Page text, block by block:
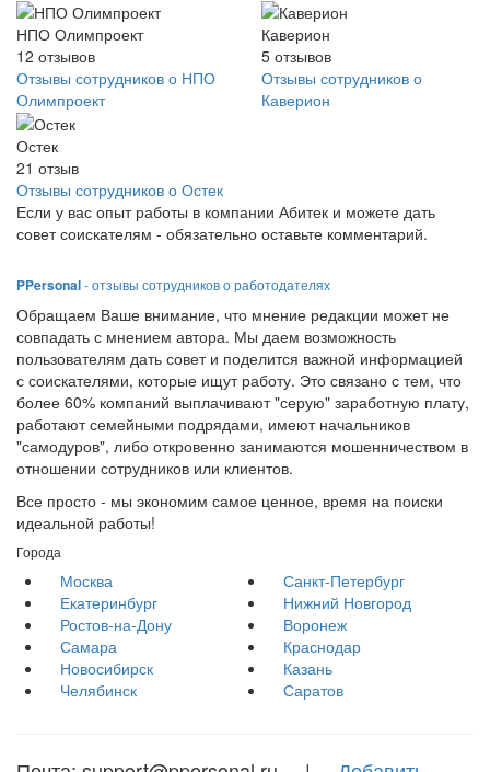
НПО Олимпроект
12 отзывов
Отзывы сотрудников о НПО
Олимпроект
Каверион
5 отзывов
Отзывы сотрудников о
Каверион
Остек
21 отзыв
Отзывы сотрудников о Остек
Если у вас опыт работы в компании Абитек и можете дать
совет соискателям - обязательно оставьте комментарий.
PPersonal- отзывы сотрудников о работодателях
Обращаем Ваше внимание, что мнение редакции может не
совпадать с мнением автора. Мы даем возможность
пользователям дать совет и поделится важной информацией
с соискателями, которые ищут работу. Это связано с тем, что
более 60% компаний выплачивают "серую" заработную плату,
работают семейными подрядами, имеют начальников
"самодуров", либо откровенно занимаются мошенничеством в
отношении сотрудников или клиентов.
Все просто - мы экономим самое ценное, время на поиски
идеальной работы!
Города
Москва
Санкт-Петербург
Екатеринбург
Нижний Новгород
Ростов-на-Дону
Воронеж
Самара
Краснодар
Новосибирск
Казань
Челябинск
Саратов